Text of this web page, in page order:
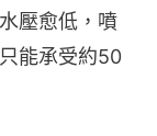
壓愈低，噴
能承受約50